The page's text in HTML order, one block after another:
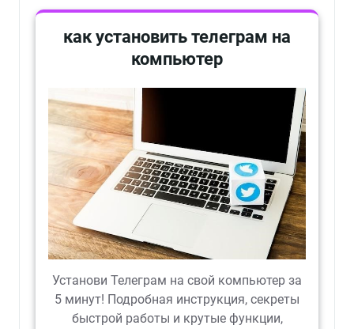
как установить телеграм на
компьютер
Установи Телеграм на свой компьютер за
5 минут! Подробная инструкция, секреты
быстрой работы и крутые функции,